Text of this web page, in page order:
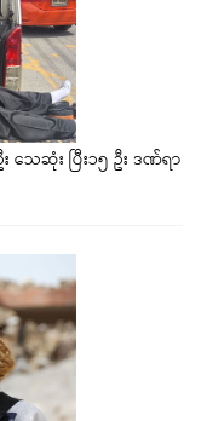
ေဆုံး ပြီး၁၅ ဦး ဒဏ်ရာ